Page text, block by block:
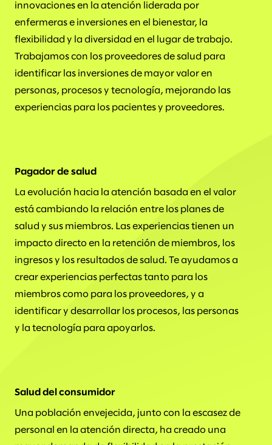
innovaciones en la atención liderada por
enfermeras e inversiones en el bienestar, la
flexibilidad y la diversidad en el lugar de trabajo.
Trabajamos con los proveedores de salud para
identificar las inversiones de mayor valor en
personas, procesos y tecnología, mejorando las
experiencias para los pacientes y proveedores.
Pagador de salud
La evolución hacia la atención basada en el valor
está cambiando la relación entre los planes de
salud y sus miembros. Las experiencias tienen un
impacto directo en la retención de miembros, los
ingresos y los resultados de salud. Te ayudamos a
crear experiencias perfectas tanto para los
miembros como para los proveedores, y a
identificar y desarrollar los procesos, las personas
y la tecnología para apoyarlos.
Salud del consumidor
Una población envejecida, junto con la escasez de
personal en la atención directa, ha creado una